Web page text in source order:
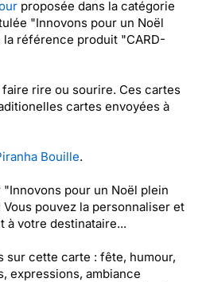
proposée dans la catégorie
"Innovons pour un Noël
référence produit "CARD-
rire ou sourire. Ces cartes
cartes envoyées à
Bouille.
pour un Noël plein
pouvez la personnaliser et
à votre destinataire...
sur cette carte : fête, humour,
expressions, ambiance